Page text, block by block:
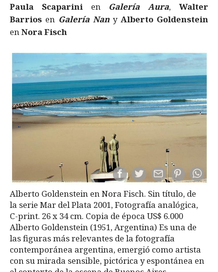
Paula Scaparinien Galería Aura,Walter
Barrios en Galería Nany Alberto Goldenstein
enNora Fisch
Alberto Goldenstein en Nora Fisch. Sin título, de
la serie Mar del Plata 2001, Fotografía analógica,
C-print. 26 x 34 cm. Copia de época US$ 6.000
Alberto Goldenstein (1951, Argentina) Es una de
las figuras más relevantes de la fotografía
contemporánea argentina, emergió como artista
con su mirada sensible, pictórica y espontánea en